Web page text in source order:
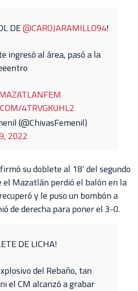
DE@CAROJARAMILLO94!
ingresó al área, pasó a la
4TRVGKUHL2
(@ChivasFemenil)
2022
firmó su doblete al 18’ del segundo
el Mazatlán perdió el balón en la
y le puso un bombón a
de derecha para poner el 3-0.
DE LICHA!
del Rebaño, tan
el CM alcanzó a grabar